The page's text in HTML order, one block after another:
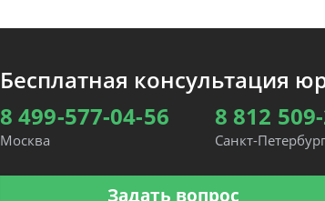
Бесплатная консультация
8 499-577-04-56
Москва
8 812
Санкт-Петербург
Задать вопрос